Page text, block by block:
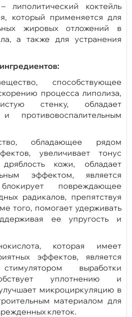
– липолитический коктейль
который применяется для
жировых отложений в
а также для устранения
способствующее
процесса липолиза,
стенку, обладает
противовоспалительным
обладающее рядом
увеличивает тонус
кожи, обладает
эффектом, является
повреждающее
радикалов, препятствуя
того, помогает удерживать
ее упругость и
которая имеет
эффектов, является
выработки
уплотнению и
микроциркуляцию в
материалом для
клеток.